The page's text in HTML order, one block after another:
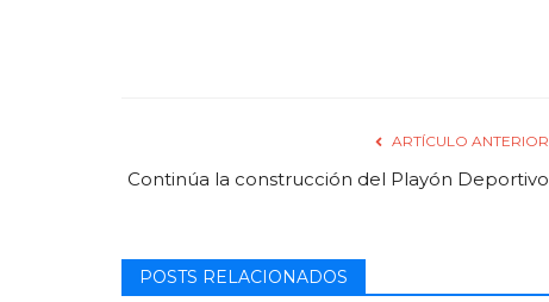
ARTÍCULO ANTERIOR
Continúa la construcción del Playón Deportivo
POSTS RELACIONADOS